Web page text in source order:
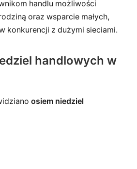
handlu możliwości
oraz wsparcie małych,
konkurencji z dużymi sieciami.
handlowych w
osiem niedziel